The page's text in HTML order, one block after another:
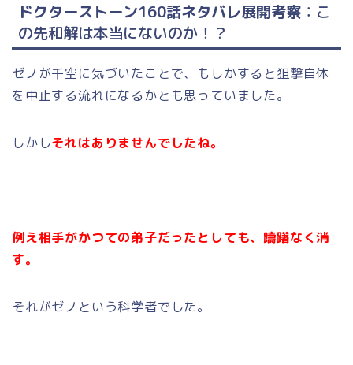
ドクターストーン160話ネタバレ展開考察 ：こ
の先和解は本当にないのか！？
ゼノが千空に気づいたことで、もしかすると狙撃自体
を中止する流れになるかとも思っていました。
しかしそれはありませんでしたね。
例え相手がかつての弟子だったとしても、躊躇なく消
す。
それがゼノという科学者でした。